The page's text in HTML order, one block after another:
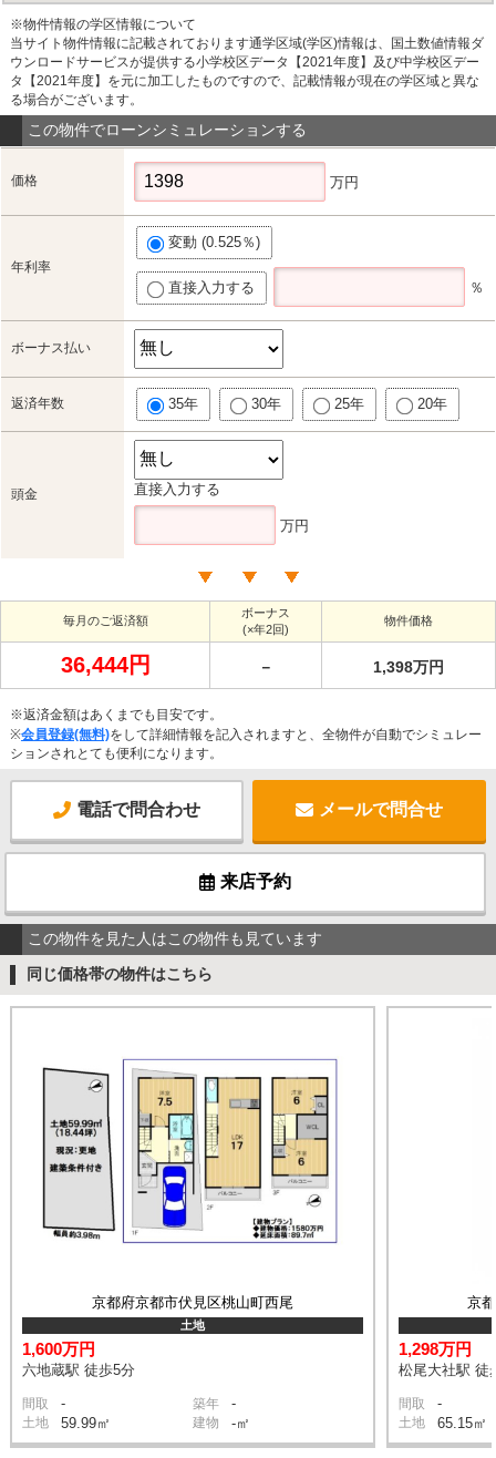
※物件情報の学区情報について
当サイト物件情報に記載されております通学区域(学区)情報は、国土数値情報ダ
ウンロードサービスが提供する小学校区データ【2021年度】及び中学校区デー
タ【2021年度】を元に加工したものですので、記載情報が現在の学区域と異な
る場合がございます。
この物件でローンシミュレーションする
価格 万円
年利率
変動 (0.525％)
直接入力する ％
ボーナス払い
返済年数 35年 30年 25年 20年
頭金 直接入力する
万円
毎月のご返済額
ボーナス
(×年2回)
物件価格
36,444円 － 1,398万円
※返済金額はあくまでも目安です。
※会員登録(無料)をして詳細情報を記入されますと、全物件が自動でシミュレー
ションされとても便利になります。
電話で問合わせ メールで問合せ
来店予約
この物件を見た人はこの物件も見ています
同じ価格帯の物件はこちら
京都府京都市伏見区桃山町西尾
土地
1,600万円
六地蔵駅 徒歩5分
間取 - 築年 -
土地 59.99㎡ 建物 -㎡
京
1,298万円
松尾大社駅 徒
間取 -
土地 65.15㎡